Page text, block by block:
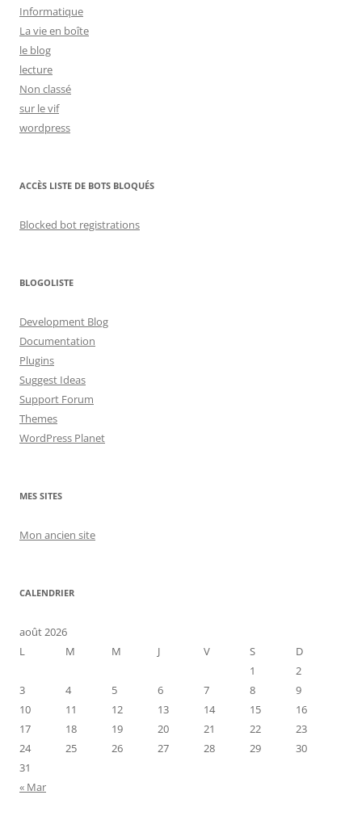
Informatique
La vie en boîte
le blog
lecture
Non classé
sur le vif
wordpress
ACCÈS LISTE DE BOTS BLOQUÉS
Blocked bot registrations
BLOGOLISTE
Development Blog
Documentation
Plugins
Suggest Ideas
Support Forum
Themes
WordPress Planet
MES SITES
Mon ancien site
CALENDRIER
août 2026
L
M M J V S
D
1
2
3
4 5 6 7 8
9
10
11 12 13 14 15
16
17
18 19 20 21 22
23
24
25 26 27 28 29
30
31
« Mar